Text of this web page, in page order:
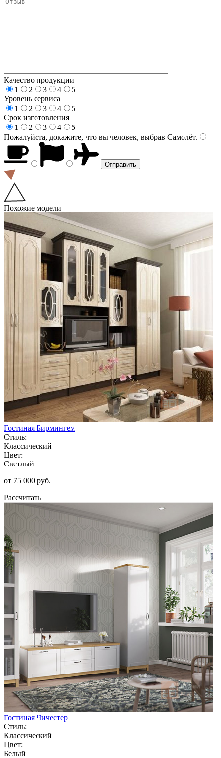
Качество продукции
1
2 3 4
5
Уровень сервиса
1
2 3 4
5
Срок изготовления
1
2 3 4
5
Пожалуйста, докажите, что вы человек, выбрав Самолёт.
Похожие модели
Гостиная Бирмингем
Стиль:
Классический
Цвет:
Светлый
от 75 000 руб.
Рассчитать
Гостиная Чичестер
Стиль:
Классический
Цвет:
Белый